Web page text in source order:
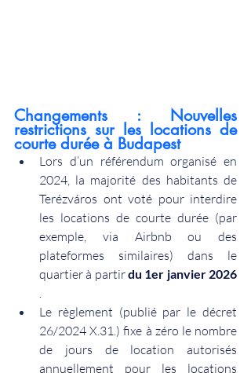
Changements : Nouvelles
restrictions sur les locations de
courte durée à Budapest
Lors d’un référendum organisé en
2024, la majorité des habitants de
Terézváros ont voté pour interdire
les locations de courte durée (par
exemple, via Airbnb ou des
plateformes similaires) dans le
quartier à partirdu 1er janvier 2026
.
Le règlement (publié par le décret
26/2024 X.31.) fixe à zéro le nombre
de jours de location autorisés
annuellement pour les locations